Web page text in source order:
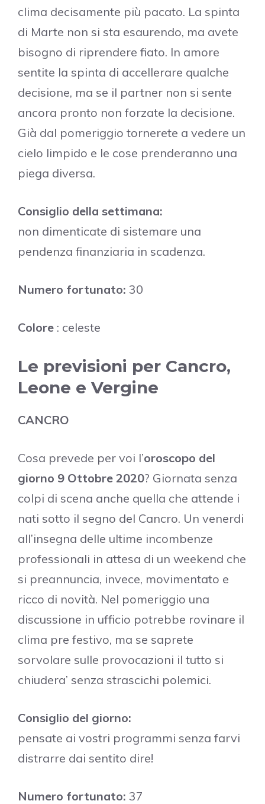
clima decisamente più pacato. La spinta
di Marte non si sta esaurendo, ma avete
bisogno di riprendere fiato. In amore
sentite la spinta di accellerare qualche
decisione, ma se il partner non si sente
ancora pronto non forzate la decisione.
Già dal pomeriggio tornerete a vedere un
cielo limpido e le cose prenderanno una
piega diversa.
Consiglio della settimana:
non dimenticate di sistemare una
pendenza finanziaria in scadenza.
Numero fortunato: 30
Colore : celeste
Le previsioni per Cancro,
Leone e Vergine
CANCRO
Cosa prevede per voi l’oroscopo del
giorno 9 Ottobre 2020? Giornata senza
colpi di scena anche quella che attende i
nati sotto il segno del Cancro. Un venerdi
all’insegna delle ultime incombenze
professionali in attesa di un weekend che
si preannuncia, invece, movimentato e
ricco di novità. Nel pomeriggio una
discussione in ufficio potrebbe rovinare il
clima pre festivo, ma se saprete
sorvolare sulle provocazioni il tutto si
chiudera’ senza strascichi polemici.
Consiglio del giorno:
pensate ai vostri programmi senza farvi
distrarre dai sentito dire!
Numero fortunato: 37